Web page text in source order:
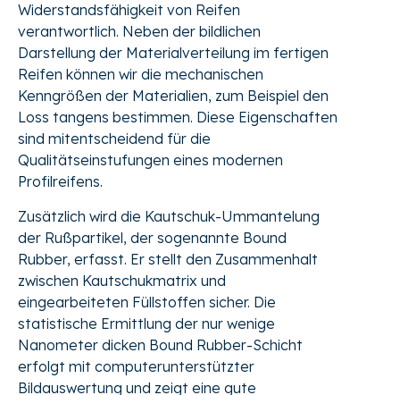
Widerstandsfähigkeit von Reifen
verantwortlich. Neben der bildlichen
Darstellung der Materialverteilung im fertigen
Reifen können wir die mechanischen
Kenngrößen der Materialien, zum Beispiel den
Loss tangens bestimmen. Diese Eigenschaften
sind mitentscheidend für die
Qualitätseinstufungen eines modernen
Profilreifens.
Zusätzlich wird die Kautschuk-Ummantelung
der Rußpartikel, der sogenannte Bound
Rubber, erfasst. Er stellt den Zusammenhalt
zwischen Kautschukmatrix und
eingearbeiteten Füllstoffen sicher. Die
statistische Ermittlung der nur wenige
Nanometer dicken Bound Rubber-Schicht
erfolgt mit computerunterstützter
Bildauswertung und zeigt eine gute